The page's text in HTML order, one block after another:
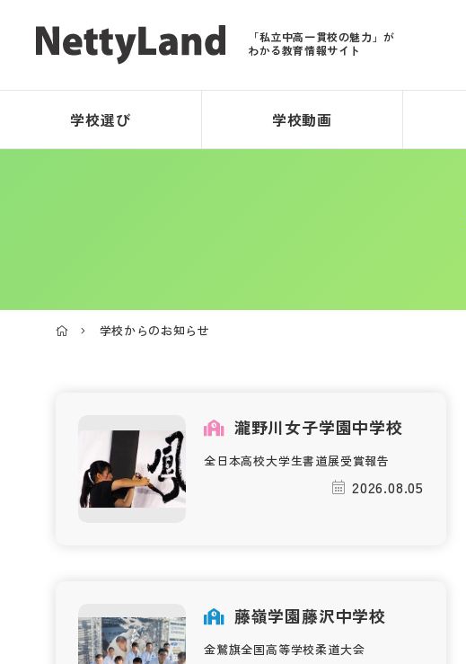
「私立中高一貫校の魅力」が
わかる教育情報サイト
学校選び 学校動画
学校からのお知らせ
瀧野川女子学園中学校
全日本高校大学生書道展受賞報告
2026.08.05
藤嶺学園藤沢中学校
金鷲旗全国高等学校柔道大会